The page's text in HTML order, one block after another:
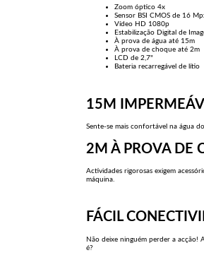
Zoom óptico 4x
Sensor BSI CMOS de 16
Vídeo HD 1080p
Estabilização Digital de
À prova de água até 15m
À prova de choque até 2m
LCD de 2,7"
Bateria recarregável de lítio
15M
Sente-se mais confortável na água
2M À PROVA DE
Actividades rigorosas exigem
máquina.
FÁCIL
Não deixe ninguém perder a acção!
é?